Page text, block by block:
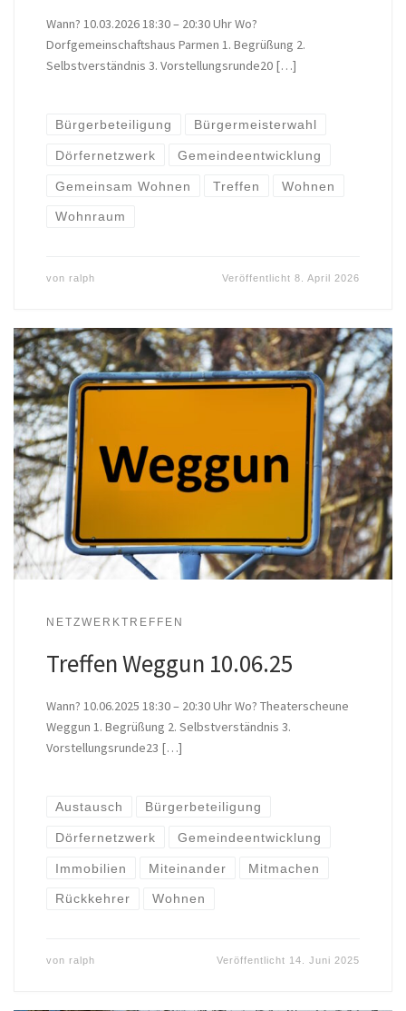
Wann? 10.03.2026 18:30 – 20:30 Uhr Wo?
Dorfgemeinschaftshaus Parmen 1. Begrüßung 2.
Selbstverständnis 3. Vorstellungsrunde20 […]
Bürgerbeteiligung Bürgermeisterwahl
Dörfernetzwerk Gemeindeentwicklung
Gemeinsam Wohnen Treffen Wohnen
Wohnraum
von ralph Veröffentlicht8. April 2026
NETZWERKTREFFEN
Treffen Weggun 10.06.25
Wann? 10.06.2025 18:30 – 20:30 Uhr Wo? Theaterscheune
Weggun 1. Begrüßung 2. Selbstverständnis 3.
Vorstellungsrunde23 […]
Austausch Bürgerbeteiligung
Dörfernetzwerk Gemeindeentwicklung
Immobilien Miteinander Mitmachen
Rückkehrer Wohnen
von ralph Veröffentlicht 14. Juni 2025